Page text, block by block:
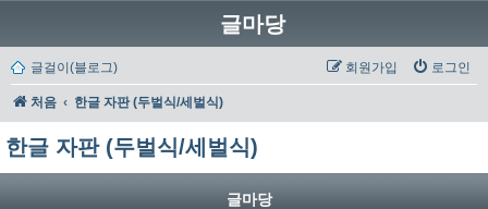
글마당
글걸이(블로그) 로그인
회원가입
처음 한글 자판 (두벌식/세벌식)
한글 자판 (두벌식/세벌식)
글마당